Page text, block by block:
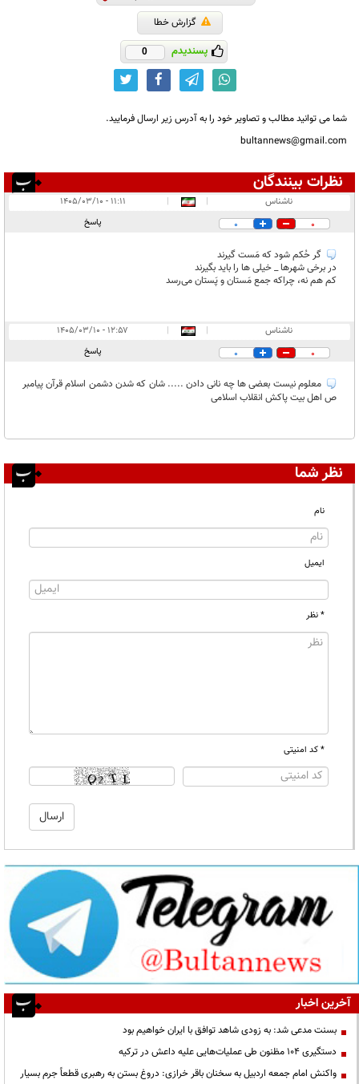
گزارش خطا
پسندیدم 0
شما می توانید مطالب و تصاویر خود را به آدرس زیر ارسال فرمایید.
bultannews@gmail.com
نظرات بینندگان
در انتظار بررسی:
ناشناس |
|
۱۱:۱۱ - ۱۴۰۵/۰۳/۱۰
0
0 پاسخ
گر حُکم شود که مَست گیرند
در برخی شهرها _ خيلی ها را باید بگیرند
کم هم نه، چراکه جمع مَستان و پَستان می‌رسد
ناشناس |
|
۱۲:۵۷ - ۱۴۰۵/۰۳/۱۰
0
0 پاسخ
معلوم نیست بعضی ها چه نانی دادن ..... شان که شدن دشمن اسلام قرآن پیامبر
ص اهل بیت پاکش انقلاب اسلامی
نظر شما
نام
ایمیل
* نظر
* کد امنیتی
آخرین اخبار
بسنت مدعی شد: به زودی شاهد توافق با ایران خواهیم بود
دستگیری ۱۰۴ مظنون طی عملیات‌هایی علیه داعش در ترکیه
واکنش امام جمعه اردبیل به سخنان باقر خرازی: دروغ بستن به رهبری قطعاً جرم بسیار